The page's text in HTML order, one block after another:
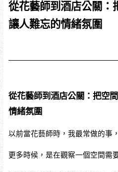
從花藝師到酒店公關：
讓人難忘的情緒氛圍
從花藝師到酒店公關：把空
情緒氛圍
以前當花藝師時，我最常做的事
更多時候，是在觀察一個空間需